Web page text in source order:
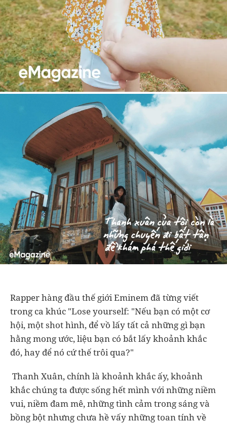
Rapper hàng đầu thế giới Eminem đã từng viết
trong ca khúc "Lose yourself: "Nếu bạn có một cơ
hội, một shot hình, để vồ lấy tất cả những gì bạn
hằng mong ước, liệu bạn có bắt lấy khoảnh khắc
đó, hay để nó cứ thế trôi qua?"
Thanh Xuân, chính là khoảnh khắc ấy, khoảnh
khắc chúng ta được sống hết mình với những niềm
vui, niềm đam mê, những tình cảm trong sáng và
bồng bột nhưng chưa hề vấy những toan tính về